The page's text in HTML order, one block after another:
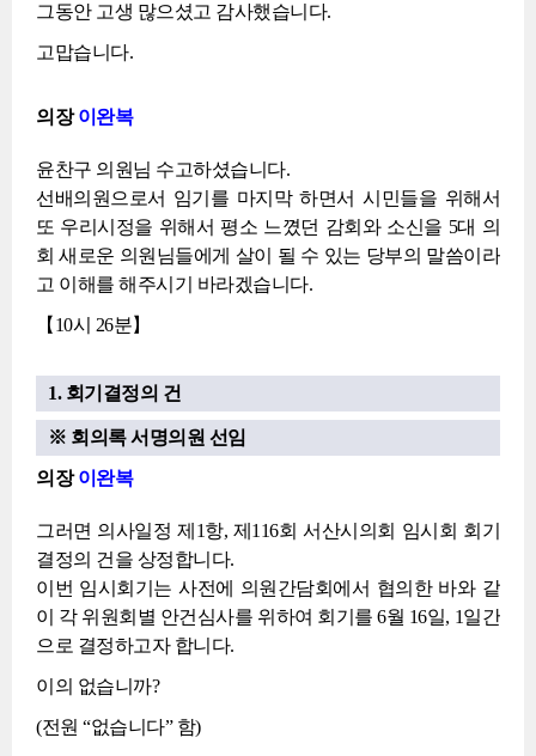
그동안 고생 많으셨고 감사했습니다.
고맙습니다.
의장이완복
윤찬구 의원님 수고하셨습니다.
선배의원으로서 임기를 마지막 하면서 시민들을 위해서
또 우리시정을 위해서 평소 느꼈던 감회와 소신을 5대 의
회 새로운 의원님들에게 살이 될 수 있는 당부의 말씀이라
고 이해를 해주시기 바라겠습니다.
【10시 26분】
1. 회기결정의 건
※ 회의록 서명의원 선임
의장이완복
그러면 의사일정 제1항, 제116회 서산시의회 임시회 회기
결정의 건을 상정합니다.
이번 임시회기는 사전에 의원간담회에서 협의한 바와 같
이 각 위원회별 안건심사를 위하여 회기를 6월 16일, 1일간
으로 결정하고자 합니다.
이의 없습니까?
(전원 “없습니다” 함)